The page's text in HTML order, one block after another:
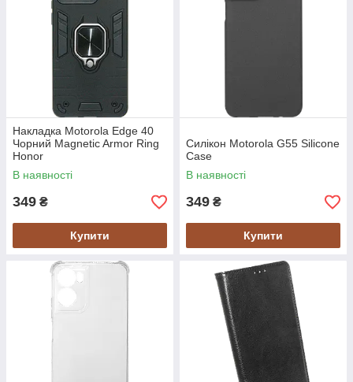
Накладка Motorola Edge 40
Чорний Magnetic Armor Ring
Honor
В наявності
349 ₴
Купити
Силікон Motorola G55 Silicone
Case
В наявності
349 ₴
Купити